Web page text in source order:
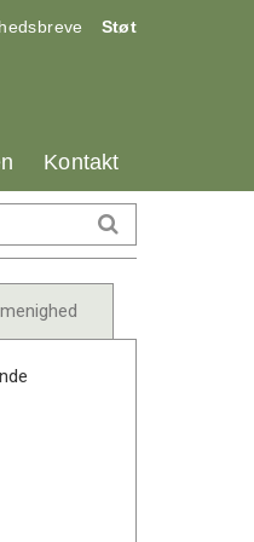
19.0:
Støt
27.0:
Kontakt